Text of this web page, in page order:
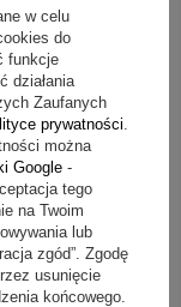
w celu
do
funkcje
działania
Zaufanych
prywatności.
można
Google -
tego
na Twoim
lub
zgód”. Zgodę
usunięcie
końcowego.